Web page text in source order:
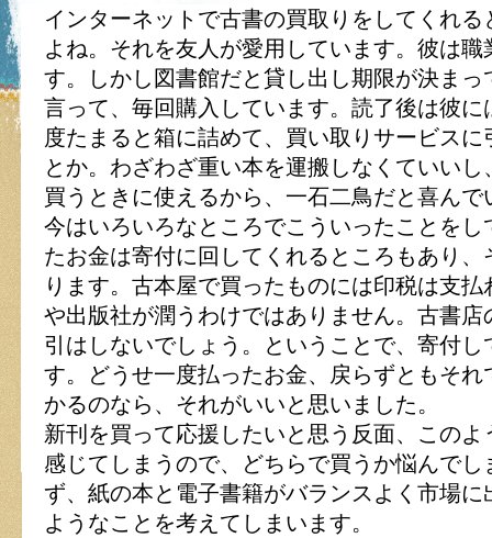
インターネットで古書の買取りをしてくれ
よね。それを友人が愛用しています。彼は
す。しかし図書館だと貸し出し期限が決ま
言って、毎回購入しています。読了後は彼
度たまると箱に詰めて、買い取りサービス
とか。わざわざ重い本を運搬しなくていい
買うときに使えるから、一石二鳥だと喜んで
今はいろいろなところでこういったことを
たお金は寄付に回してくれるところもあり
ります。古本屋で買ったものには印税は支
や出版社が潤うわけではありません。古書
引はしないでしょう。ということで、寄付
す。どうせ一度払ったお金、戻らずともそ
かるのなら、それがいいと思いました。
新刊を買って応援したいと思う反面、この
感じてしまうので、どちらで買うか悩んで
ず、紙の本と電子書籍がバランスよく市場
ようなことを考えてしまいます。